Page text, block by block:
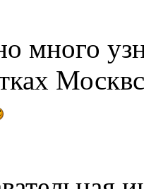
много